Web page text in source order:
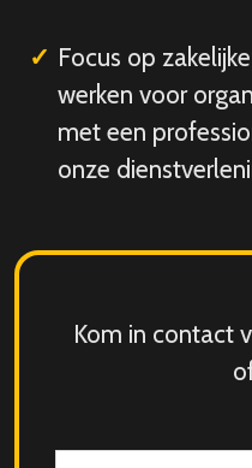
Focus op
werken voor
met een
onze
Kom in contact